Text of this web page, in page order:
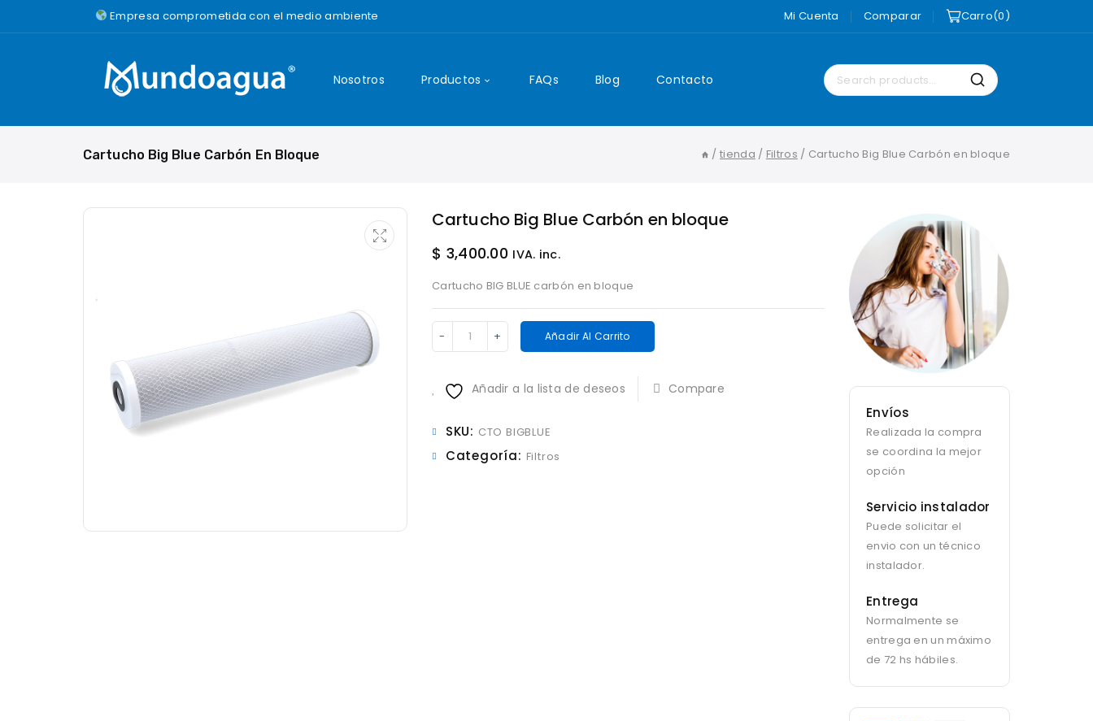
Empresa comprometida con el medio ambiente Mi Cuenta Comparar Carro 0
Nosotros Productos FAQs Blog Contacto
Search
for:
Search
Cartucho Big Blue Carbón En Bloque / tienda / Filtros / Cartucho Big Blue Carbón en bloque
Cartucho Big Blue Carbón en bloque
$ 3,400.00 IVA. inc.
Cartucho BIG BLUE carbón en bloque
Cartucho
Big
Carbón
bloque
cantidad
Añadir Al Carrito
Añadir a la lista de deseos Compare
SKU: CTO BIGBLUE
Categoría: Filtros
Envíos
Realizada la compra
se coordina la mejor
opción
Servicio instalador
Puede solicitar el
envio con un técnico
instalador.
Entrega
Normalmente se
entrega en un máximo
de 72 hs hábiles.